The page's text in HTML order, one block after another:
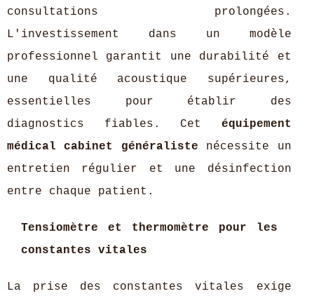
consultations prolongées.
L'investissement dans un modèle
professionnel garantit une durabilité et
une qualité acoustique supérieures,
essentielles pour établir des
diagnostics fiables. Cet équipement
médical cabinet généraliste nécessite un
entretien régulier et une désinfection
entre chaque patient.
Tensiomètre et thermomètre pour les
constantes vitales
La prise des constantes vitales exige